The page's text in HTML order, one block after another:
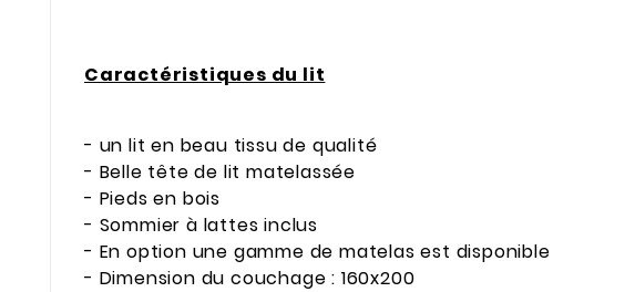
Caractéristiques du lit
- un lit en beau tissu de qualité
- Belle tête de lit matelassée
- Pieds en bois
- Sommier à lattes inclus
- En option une gamme de matelas est disponible
- Dimension du couchage : 160x200